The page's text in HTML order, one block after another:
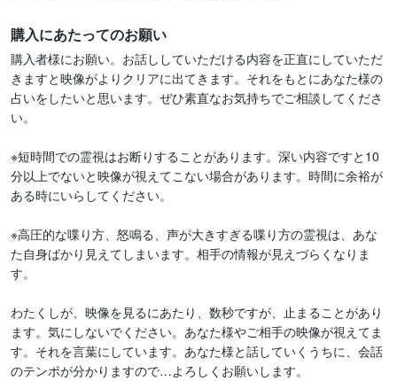
購入にあたってのお願い
購入者様にお願い。お話ししていただける内容を正直にしていただ
きますと映像がよりクリアに出てきます。それをもとにあなた様の
占いをしたいと思います。ぜひ素直なお気持ちでご相談してくださ
い。
※短時間での霊視はお断りすることがあります。深い内容ですと10
分以上でないと映像が視えてこない場合があります。時間に余裕が
ある時にいらしてください。
※高圧的な喋り方、怒鳴る、声が大きすぎる喋り方の霊視は、あな
た自身ばかり見えてしまいます。相手の情報が見えづらくなりま
す。
わたくしが、映像を見るにあたり、数秒ですが、止まることがあり
ます。気にしないでください。あなた様やご相手の映像が視えてま
す。それを言葉にしています。あなた様と話していくうちに、会話
のテンポが分かりますので…よろしくお願いします。